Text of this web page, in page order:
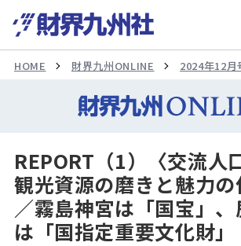
HOME 財界九州ONLINE 2024年12月
REPORT（1）〈交流人
観光資源の磨きと魅力
／霧島神宮は「国宝」
は「国指定重要文化財」